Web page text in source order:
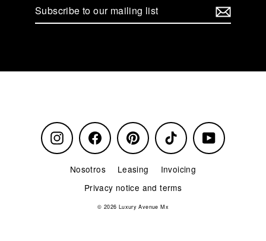
Instagram Facebook Pinterest TikTok YouTube
Nosotros Leasing
Invoicing
Privacy notice and terms
© 2026 Luxury Avenue Mx